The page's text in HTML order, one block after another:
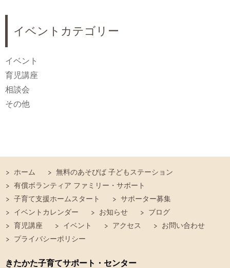
イベントカテゴリー
イベント
育児講座
相談会
その他
ホーム
無料のあそびば 子どもステーション
有償ボランティア ファミリー・サポート
子育て支援ホームスタート
サポーター募集
イベントカレンダー
お知らせ
ブログ
育児講座
イベント アクセス
お問い合わせ
プライバシーポリシー
きたかた子育てサポート・センター